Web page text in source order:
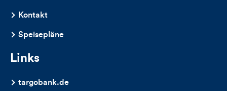
Artikels
Kontakt
Speisepläne
Links
targobank.de